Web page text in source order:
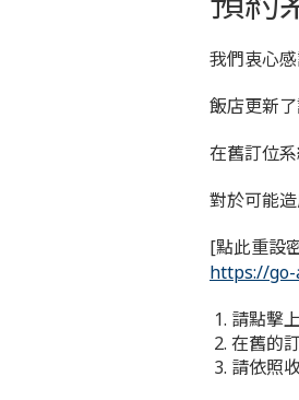
我們衷心感
飯店更新
在舊訂位
對於可能
[點此重設
https://
請點擊
在舊的
請依照